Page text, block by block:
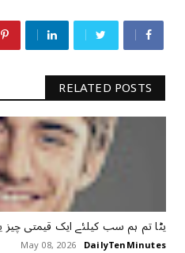
RELATED POSTS
یٹا تم ہم سب کیلئے ایک قیمتی چیز
DailyTenMinutes
May 08, 2026